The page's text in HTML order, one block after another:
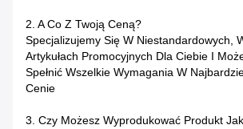
2. A Co Z Twoją Ceną?
Specjalizujemy Się W Niestandardowych,
Artykułach Promocyjnych Dla Ciebie I
Spełnić Wszelkie Wymagania W
Cenie
3. Czy Możesz Wyprodukować Produkt